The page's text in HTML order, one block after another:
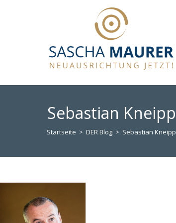
Sebastian Kneipp
Startseite > DER Blog > Sebastian Kneipp